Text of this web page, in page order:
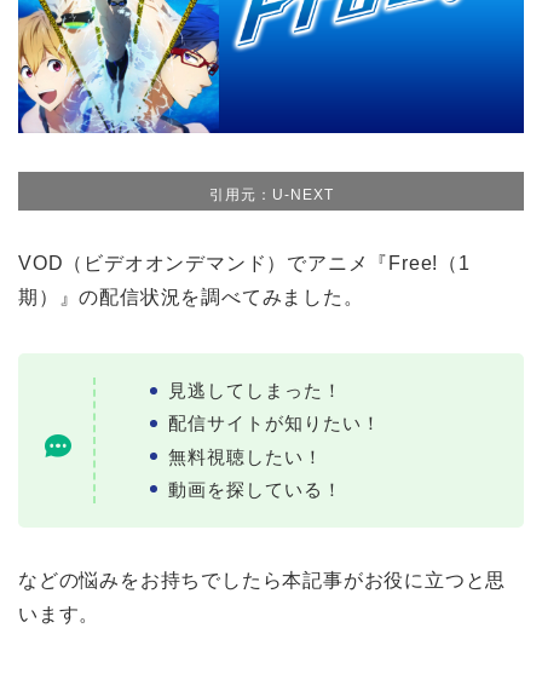
引用元：U-NEXT
VOD（ビデオオンデマンド）でアニメ『Free!（1
期）』の配信状況を調べてみました。
見逃してしまった！
配信サイトが知りたい！
無料視聴したい！
動画を探している！
などの悩みをお持ちでしたら本記事がお役に立つと思
います。